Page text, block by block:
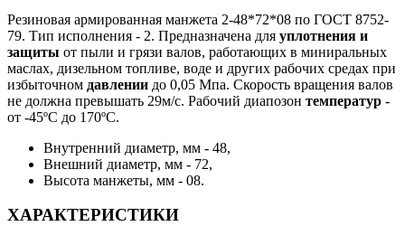
Резиновая армированная манжета 2-48*72*08 по ГОСТ 8752-
79. Тип исполнения - 2. Предназначена для уплотнения и
защиты от пыли и грязи валов, работающих в миниральных
маслах, дизельном топливе, воде и других рабочих средах при
избыточном давлении до 0,05 Мпа. Скорость вращения валов
не должна превышать 29м/с. Рабочий диапозон температур -
от -45ºС до 170ºС.
Внутренний диаметр, мм - 48,
Внешний диаметр, мм - 72,
Высота манжеты, мм - 08.
ХАРАКТЕРИСТИКИ